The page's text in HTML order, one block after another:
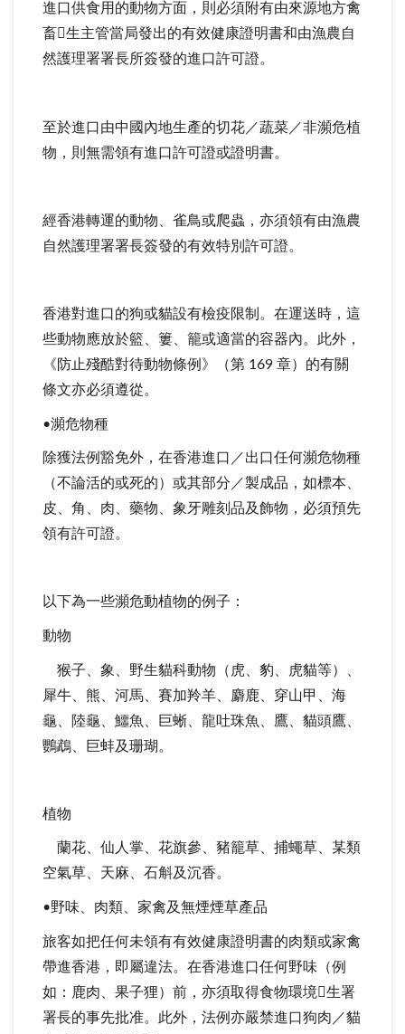
進口供食用的動物方面，則必須附有由來源地方禽
畜生主管當局發出的有效健康證明書和由漁農自
然護理署署長所簽發的進口許可證。
至於進口由中國內地生產的切花／蔬菜／非瀕危植
物，則無需領有進口許可證或證明書。
經香港轉運的動物、雀鳥或爬蟲，亦須領有由漁農
自然護理署署長簽發的有效特別許可證。
香港對進口的狗或貓設有檢疫限制。在運送時，這
些動物應放於籃、簍、籠或適當的容器內。此外，
《防止殘酷對待動物條例》（第 169 章）的有關
條文亦必須遵從。
•瀕危物種
除獲法例豁免外，在香港進口／出口任何瀕危物種
（不論活的或死的）或其部分／製成品，如標本、
皮、角、肉、藥物、象牙雕刻品及飾物，必須預先
領有許可證。
以下為一些瀕危動植物的例子：
動物
猴子、象、野生貓科動物（虎、豹、虎貓等）、
犀牛、熊、河馬、賽加羚羊、麝鹿、穿山甲、海
龜、陸龜、鱷魚、巨蜥、龍吐珠魚、鷹、貓頭鷹、
鸚鵡、巨蚌及珊瑚。
植物
蘭花、仙人掌、花旗參、豬籠草、捕蠅草、某類
空氣草、天麻、石斛及沉香。
•野味、肉類、家禽及無煙煙草產品
旅客如把任何未領有有效健康證明書的肉類或家禽
帶進香港，即屬違法。在香港進口任何野味（例
如：鹿肉、果子狸）前，亦須取得食物環境生署
署長的事先批准。此外，法例亦嚴禁進口狗肉／貓